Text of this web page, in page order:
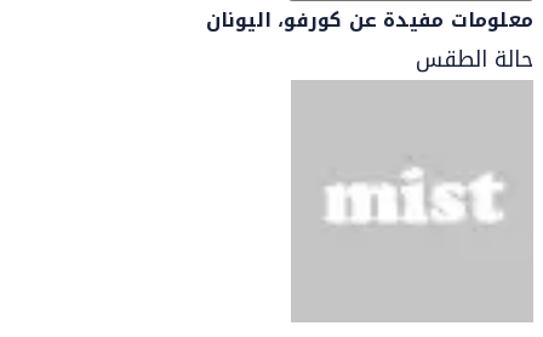
معلومات مفيدة عن كورفو، اليونان
حالة الطقس